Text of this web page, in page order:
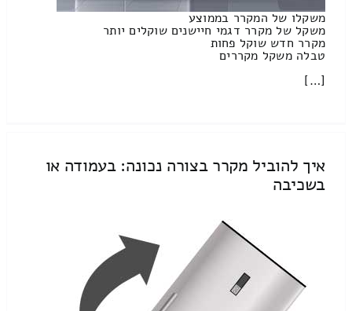
משקלו של המקרר בממוצע
משקל של מקרר דגמי חיישנים שוקלים יותר
מקרר חדש שוקל פחות
טבלה משקל מקררים
[…]
איך להוביל מקרר בצורה נכונה: בעמודה או
בשכיבה